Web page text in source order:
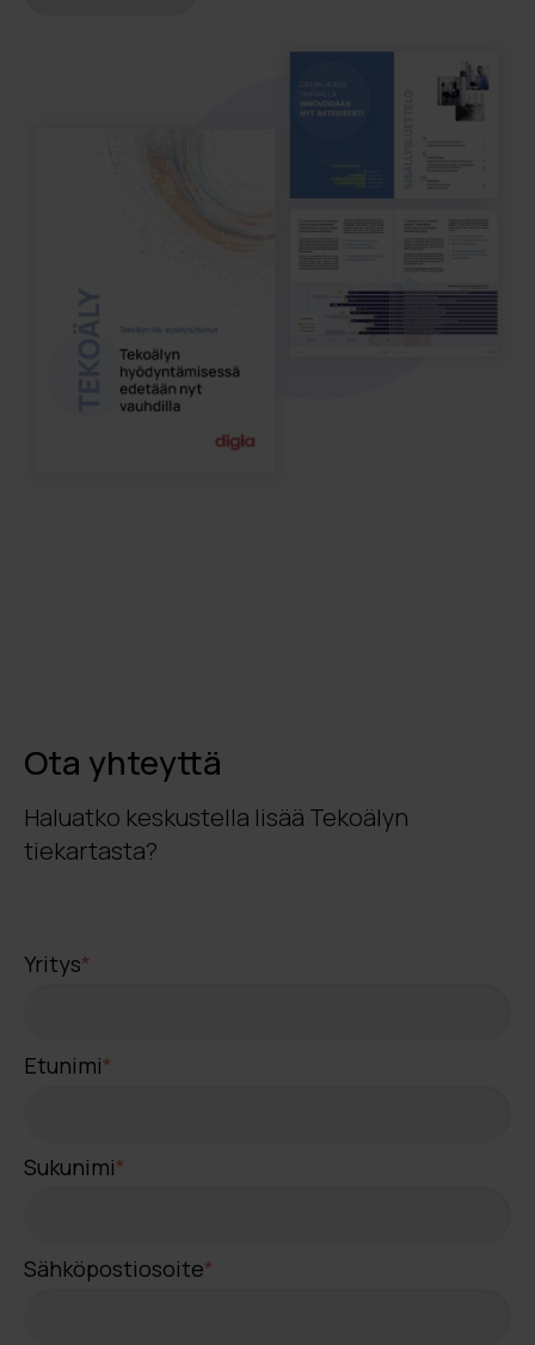
Ota yhteyttä
Haluatko keskustella lisää Tekoälyn
tiekartasta?
Yritys*
Etunimi*
Sukunimi*
Sähköpostiosoite*